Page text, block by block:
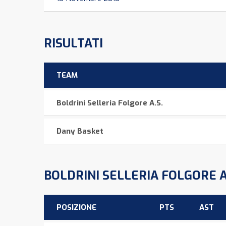
RISULTATI
TEAM
Boldrini Selleria Folgore A.S.
Dany Basket
BOLDRINI SELLERIA FOLGORE
POSIZIONE PTS AST